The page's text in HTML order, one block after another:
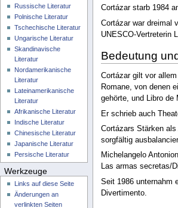
Cortázar starb 1984
Cortázar war dreimal
UNESCO-Vertreterin
Bedeutung
Cortázar gilt vor
Romane, von denen
gehörte, und Libro de
Er schrieb auch
Cortázars Stärken
sorgfältig
Michelangelo
Las armas secretas/
Seit 1986 unternahm
Divertimento.
Russische Literatur
Polnische Literatur
Tschechische Literatur
Ungarische Literatur
Skandinavische
Literatur
Nordamerikanische
Literatur
Lateinamerikanische
Literatur
Afrikanische Literatur
Indische Literatur
Chinesische Literatur
Japanische Literatur
Persische Literatur
Werkzeuge
Links auf diese Seite
Änderungen an
verlinkten Seiten